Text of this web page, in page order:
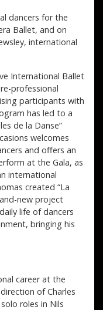
dancers for the
Ballet, and on
international
International Ballet
professional
participants with
has led to a
de la Danse”
welcomes
and offers an
at the Gala, as
international
created “La
new project
life of dancers
bringing his
career at the
of Charles
roles in Nils